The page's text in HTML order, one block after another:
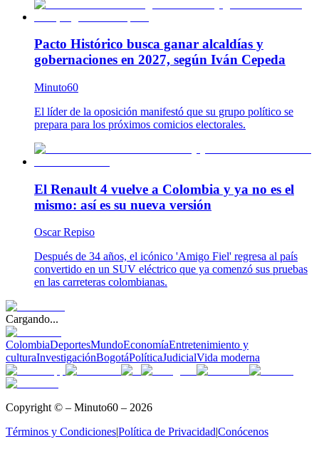
Pacto Histórico busca ganar alcaldías y
gobernaciones en 2027, según Iván Cepeda
Minuto60
El líder de la oposición manifestó que su grupo político se
prepara para los próximos comicios electorales.
El Renault 4 vuelve a Colombia y ya no es el
mismo: así es su nueva versión
Oscar Repiso
Después de 34 años, el icónico 'Amigo Fiel' regresa al país
convertido en un SUV eléctrico que ya comenzó sus pruebas
en las carreteras colombianas.
Cargando...
ColombiaDeportesMundoEconomíaEntretenimiento y
culturaInvestigaciónBogotáPolíticaJudicialVida moderna
Copyright © – Minuto60 – 2026
Términos y Condiciones|Política de Privacidad|Conócenos